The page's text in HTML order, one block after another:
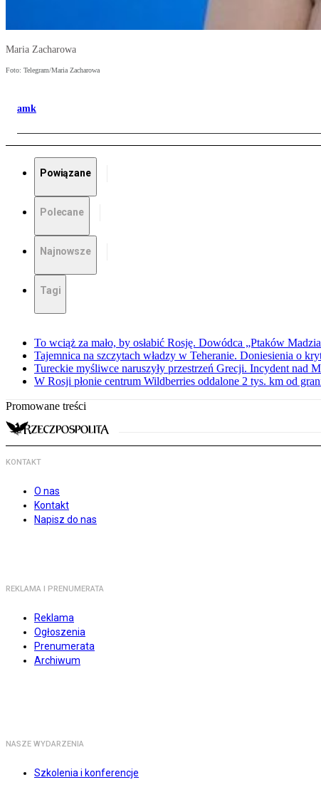
Maria Zacharowa
Foto: Telegram/Maria Zacharowa
amk
Powiązane
Polecane
Najnowsze
Tagi
To wciąż za mało, by osłabić Rosję. Dowódca „Ptaków
Tajemnica na szczytach władzy w Teheranie. Doniesienia o
Tureckie myśliwce naruszyły przestrzeń Grecji. Incydent nad
W Rosji płonie centrum Wildberries oddalone 2 tys. km od
Promowane treści
KONTAKT
O nas
Kontakt
Napisz do nas
REKLAMA I PRENUMERATA
Reklama
Ogłoszenia
Prenumerata
Archiwum
NASZE WYDARZENIA
Szkolenia i konferencje